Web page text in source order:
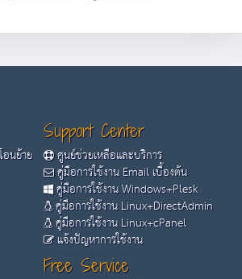
นย้าย
Support Center
ศูนย์ช่วยเหลือและบริการ
คู่มือการใช้งาน Email เบื้องต้น
คู่มือการใช้งาน Windows+Plesk
คู่มือการใช้งาน Linux+DirectAdmin
คู่มือการใช้งาน Linux+cPanel
แจ้งปัญหาการใช้งาน
Free Service